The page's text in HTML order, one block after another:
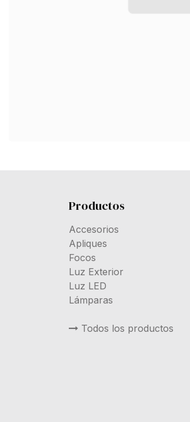
Productos
Accesorios
Apliques
Focos
Luz Exterior
Luz LED
Lámparas
Todos los productos